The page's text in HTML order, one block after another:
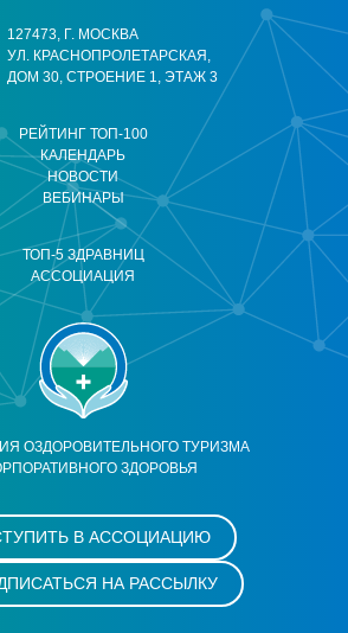
ОЗДОРОВИТЕЛЬНОГО ТУРИЗМА
ЗДОРОВЬЯ
РЕЙТИНГ ТОП-100
КАЛЕНДАРЬ
НОВОСТИ
ВЕБИНАРЫ
ТОП-5 ЗДРАВНИЦ
АССОЦИАЦИЯ
127473, Г. МОСКВА
УЛ. КРАСНОПРОЛЕТАРСКАЯ,
ДОМ 30, СТРОЕНИЕ 1, ЭТАЖ 3
В АССОЦИАЦИЮ
НА РАССЫЛКУ